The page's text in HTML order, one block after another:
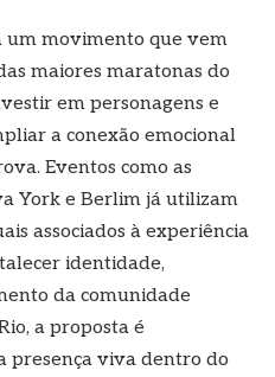
um movimento que vem
maiores maratonas do
em personagens e
a conexão emocional
Eventos como as
York e Berlim já utilizam
associados à experiência
identidade,
da comunidade
a proposta é
presença viva dentro do